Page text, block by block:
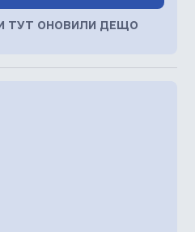
ТУТ ОНОВИЛИ ДЕЩО